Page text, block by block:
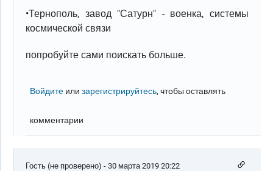
•Тернополь, завод "Сатурн" - военка, системы
космической связи
попробуйте сами поискать больше.
Войдите илизарегистрируйтесь, чтобы оставлять
комментарии
Гость (не проверено) - 30 марта 2019 20:22